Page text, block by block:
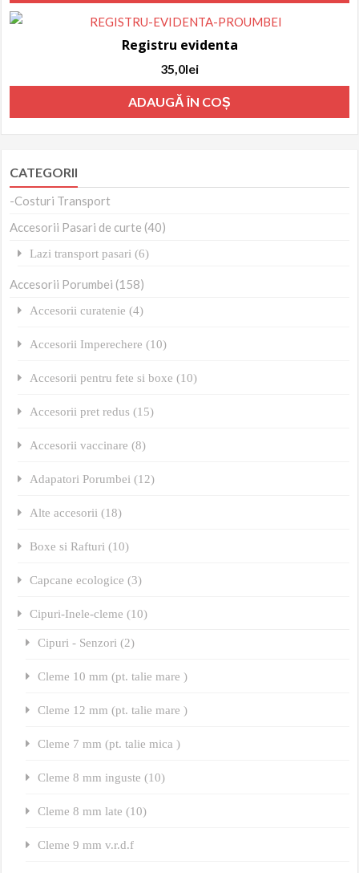
Registru evidenta
35,0lei
ADAUGĂ ÎN COȘ
CATEGORII
-Costuri Transport
Accesorii Pasari de curte (40)
Lazi transport pasari (6)
Accesorii Porumbei (158)
Accesorii curatenie (4)
Accesorii Imperechere (10)
Accesorii pentru fete si boxe (10)
Accesorii pret redus (15)
Accesorii vaccinare (8)
Adapatori Porumbei (12)
Alte accesorii (18)
Boxe si Rafturi (10)
Capcane ecologice (3)
Cipuri-Inele-cleme (10)
Cipuri - Senzori (2)
Cleme 10 mm (pt. talie mare )
Cleme 12 mm (pt. talie mare )
Cleme 7 mm (pt. talie mica )
Cleme 8 mm inguste (10)
Cleme 8 mm late (10)
Cleme 9 mm v.r.d.f